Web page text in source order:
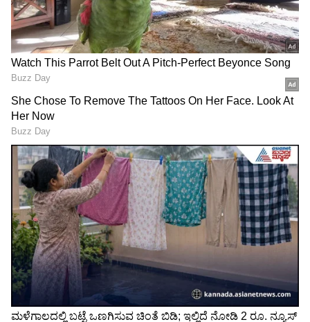
Related Articles
ಕೈ ಸಮಾವೇಶದಿಂದ ಹಲವು ವಿದ್ಯಾರ್ಥಿಗಳಿಗೆ ನೀಟ್
ಪರೀಕ್ಷೆ ಮಿಸ್ ಮತ್ತೊಂದು ರಾಜಕೀಯ ವಾಕ್ಸಮರಕ್ಕೆ
ಕಾರಣವಾಯ್ತು!
7 ಗಂಟೆಯಲ್ಲಿ 3 ದಿನದ ಕೆಲಸ ಮಾಡಿದ ಜೋಡೆತ್ತು;
ರೈತರು ಬದಲಾದ್ರೂ ನೇಗಿಲು ಎಳೆದ ಎತ್ತುಗಳು
LATEST VIDEOS
"ರಾಜಕೀಯ ಬೇಡ, ಸಿನಿಮಾನೇ ಪ್ರಾಣ":
ಕನಕೋತ್ಸವದಲ್ಲಿ ರಿಷಬ್ ಶೆಟ್ಟಿ | Rishab
Shetty speech | Suvarna News
ಶೇ.50 ರಿಂದ ಶೇ.18 ಕ್ಕೆ TAX ಇಳಿಕೆ: ಮೋದಿ-